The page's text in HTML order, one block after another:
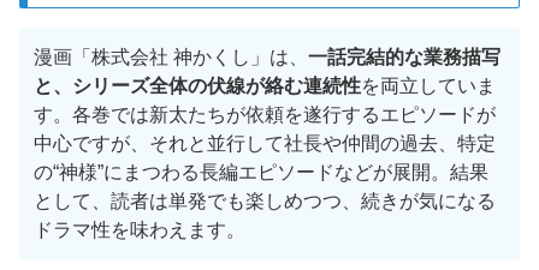
漫画「株式会社 神かくし」は、 一話完結的な業務描写
と、シリーズ全体の伏線が絡む連続性を両立していま
す。各巻では新太たちが依頼を遂行するエピソードが
中心ですが、それと並行して社長や仲間の過去、特定
の“神様”にまつわる長編エピソードなどが展開。結果
として、読者は単発でも楽しめつつ、続きが気になる
ドラマ性を味わえます。